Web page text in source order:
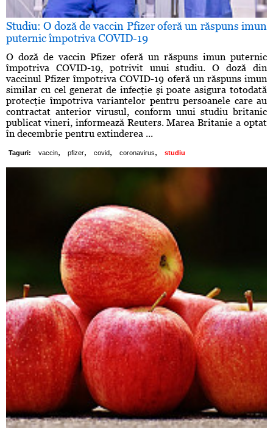
Studiu: O doză de vaccin Pfizer oferă un răspuns imun
puternic împotriva COVID-19
O doză de vaccin Pfizer oferă un răspuns imun puternic
împotriva COVID-19, potrivit unui studiu. O doză din
vaccinul Pfizer împotriva COVID-19 oferă un răspuns imun
similar cu cel generat de infecţie şi poate asigura totodată
protecţie împotriva variantelor pentru persoanele care au
contractat anterior virusul, conform unui studiu britanic
publicat vineri, informează Reuters. Marea Britanie a optat
în decembrie pentru extinderea ...
Taguri: vaccin, pfizer, covid, coronavirus, studiu